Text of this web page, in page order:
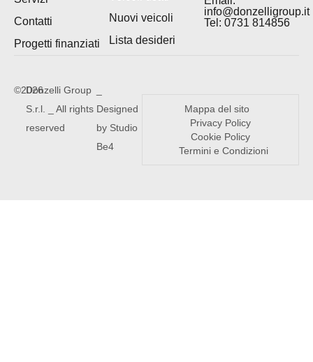
Contatti
Progetti finanziati
Nuovi veicoli
Lista desideri
info@donzelligroup.it
Tel: 0731 814856
©2026
Donzelli Group
S.r.l. _ All rights
reserved
Designed
by Studio
Be4
Mappa del sito
Privacy Policy
Cookie Policy
Termini e Condizioni